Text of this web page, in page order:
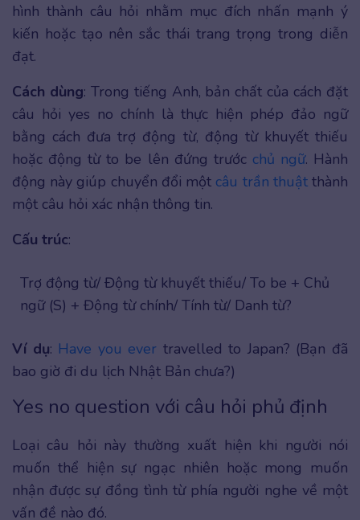
hình thành câu hỏi nhằm mục đích nhấn mạnh ý
kiến hoặc tạo nên sắc thái trang trọng trong diễn
đạt.
Cách dùng: Trong tiếng Anh, bản chất của cách đặt
câu hỏi yes no chính là thực hiện phép đảo ngữ
bằng cách đưa trợ động từ, động từ khuyết thiếu
hoặc động từ to be lên đứng trước chủ ngữ. Hành
động này giúp chuyển đổi một câu trần thuậtthành
một câu hỏi xác nhận thông tin.
Cấu trúc:
Trợ động từ/ Động từ khuyết thiếu/ To be + Chủ
ngữ (S) + Động từ chính/ Tính từ/ Danh từ?
Ví dụ: Have you ever travelled to Japan? (Bạn đã
bao giờ đi du lịch Nhật Bản chưa?)
Yes no question với câu hỏi phủ định
Loại câu hỏi này thường xuất hiện khi người nói
muốn thể hiện sự ngạc nhiên hoặc mong muốn
nhận được sự đồng tình từ phía người nghe về một
vấn đề nào đó.